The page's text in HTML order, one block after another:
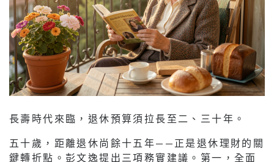
長壽時代來臨，退休預算須拉長至二、三十年。
五十歲，距離退休尚餘十五年——正是退休理財的關
鍵轉折點。彭文逸提出三項務實建議。第一，全面